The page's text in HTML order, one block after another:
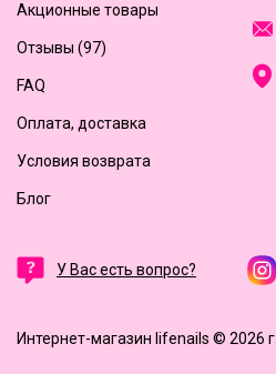
Акционные товары
Отзывы (97)
FAQ
Оплата, доставка
Условия возврата
Блог
У Вас есть вопрос?
Интернет-магазин lifenails © 2026 г.